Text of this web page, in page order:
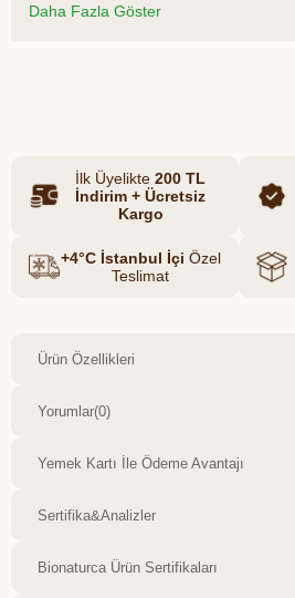
ideal olan bu ürün, yaban mersini ve
için Saf Nutrition'un bu ürünü, lezzetli
pratik bir kahvaltı çözümüdür.
Daha Fazla Göster
İlk Üyelikte 200 TL
İndirim + Ücretsiz
Kargo
+4°C İstanbul İçi Özel
Teslimat
Ürün Özellikleri
Yorumlar(0)
Yemek Kartı İle Ödeme Avantajı
Sertifika&Analizler
Bionaturca Ürün Sertifikaları